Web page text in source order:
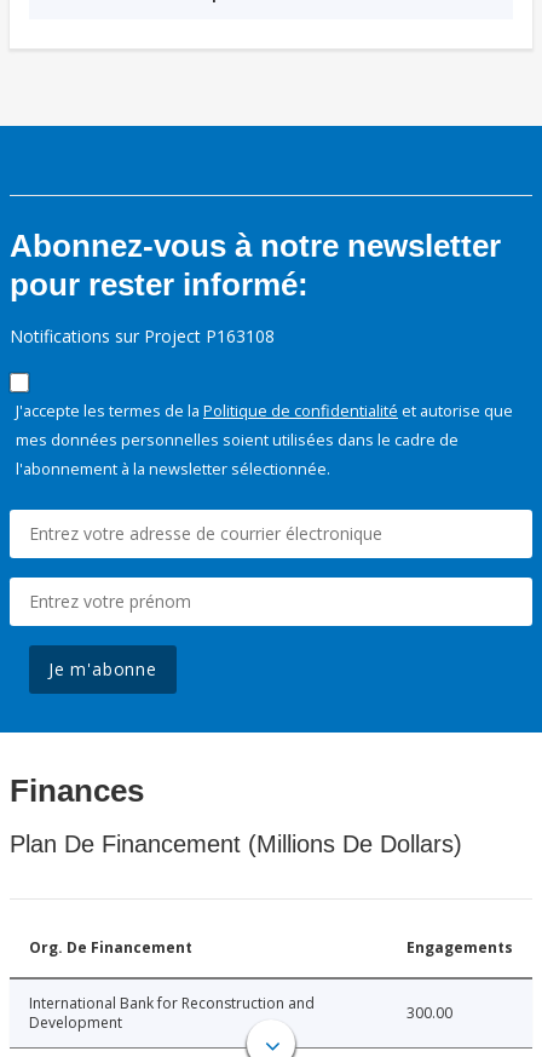
Abonnez-vous à notre newsletter
pour rester informé:
Notifications sur Project P163108
J'accepte les termes de la Politique de confidentialité et autorise que
mes données personnelles soient utilisées dans le cadre de
l'abonnement à la newsletter sélectionnée.
Je m'abonne
Finances
Plan De Financement (Millions De Dollars)
Org. De Financement Engagements
International Bank for Reconstruction and
Development
300.00